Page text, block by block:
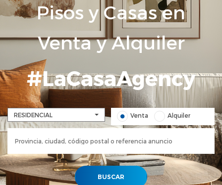
Pisos y Casas en
Venta y Alquiler
#LaCasaAgency
RESIDENCIAL Venta Alquiler
BUSCAR